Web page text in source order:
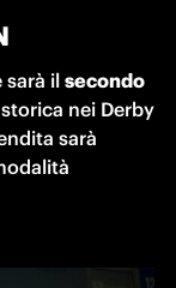
sarà il secondo
nei Derby
sarà